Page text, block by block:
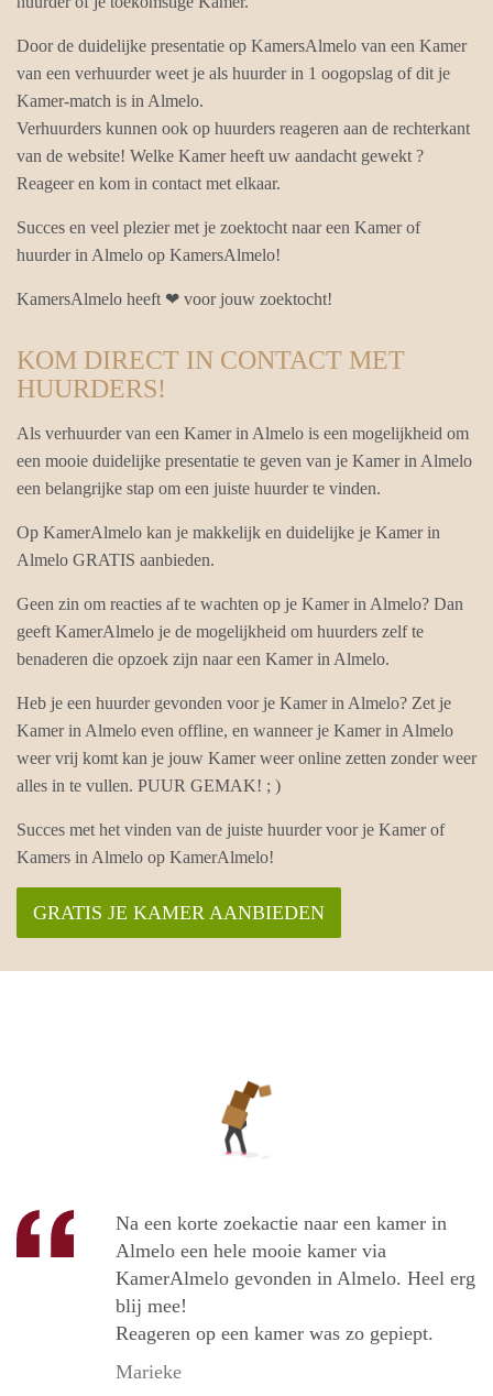
Door de duidelijke presentatie op KamersAlmelo van een Kamer
van een verhuurder weet je als huurder in 1 oogopslag of dit je
Kamer-match is in Almelo.
Verhuurders kunnen ook op huurders reageren aan de rechterkant
van de website! Welke Kamer heeft uw aandacht gewekt ?
Reageer en kom in contact met elkaar.
Succes en veel plezier met je zoektocht naar een Kamer of
huurder in Almelo op KamersAlmelo!
KamersAlmelo heeft ❤ voor jouw zoektocht!
KOM DIRECT IN CONTACT MET
HUURDERS!
Als verhuurder van een Kamer in Almelo is een mogelijkheid om
een mooie duidelijke presentatie te geven van je Kamer in Almelo
een belangrijke stap om een juiste huurder te vinden.
Op KamerAlmelo kan je makkelijk en duidelijke je Kamer in
Almelo GRATIS aanbieden.
Geen zin om reacties af te wachten op je Kamer in Almelo? Dan
geeft KamerAlmelo je de mogelijkheid om huurders zelf te
benaderen die opzoek zijn naar een Kamer in Almelo.
Heb je een huurder gevonden voor je Kamer in Almelo? Zet je
Kamer in Almelo even offline, en wanneer je Kamer in Almelo
weer vrij komt kan je jouw Kamer weer online zetten zonder weer
alles in te vullen. PUUR GEMAK! ; )
Succes met het vinden van de juiste huurder voor je Kamer of
Kamers in Almelo op KamerAlmelo!
GRATIS JE KAMER AANBIEDEN
Na een korte zoekactie naar een kamer in
Almelo een hele mooie kamer via
KamerAlmelo gevonden in Almelo. Heel erg
blij mee!
Reageren op een kamer was zo gepiept.
Marieke